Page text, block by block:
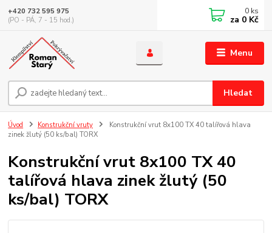
Menu
Hledat
+420 732 595 975
(PO - PÁ, 7 - 15 hod.)
0 ks
za 0 Kč
Úvod Konstrukční vruty
Konstrukční vrut 8x100 TX 40 talířová hlava
zinek žlutý (50 ks/bal) TORX
Konstrukční vrut 8x100 TX 40
talířová hlava zinek žlutý (50
ks/bal) TORX